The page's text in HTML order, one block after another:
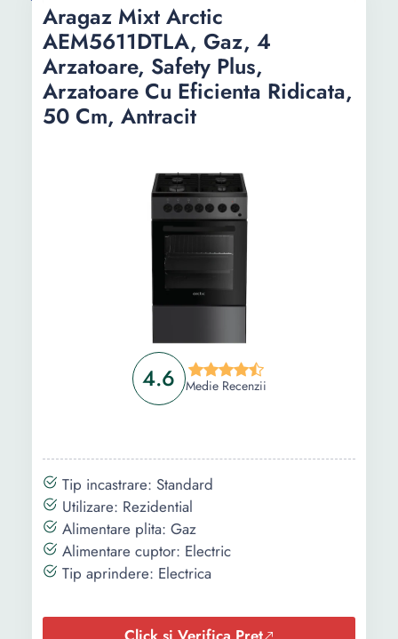
Mod incalzire:
Incalzire de jos
Latime:
60 cm
Inaltime:
85 cm
Greutate:
4.6 Medie Recenzii
Aragaz Mixt Arctic
AEM5611DTLA, Gaz, 4
Arzatoare, Safety Plus,
Arzatoare Cu Eficienta Ridicata,
50 Cm, Antracit
Tip incastrare: Standard
Utilizare: Rezidential
Alimentare plita: Gaz
Alimentare cuptor: Electric
Tip aprindere: Electrica